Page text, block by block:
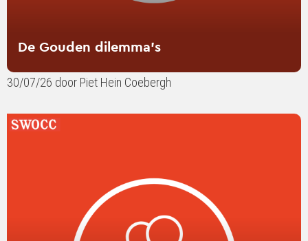
De Gouden dilemma’s
30/07/26 door Piet Hein Coebergh
Lees